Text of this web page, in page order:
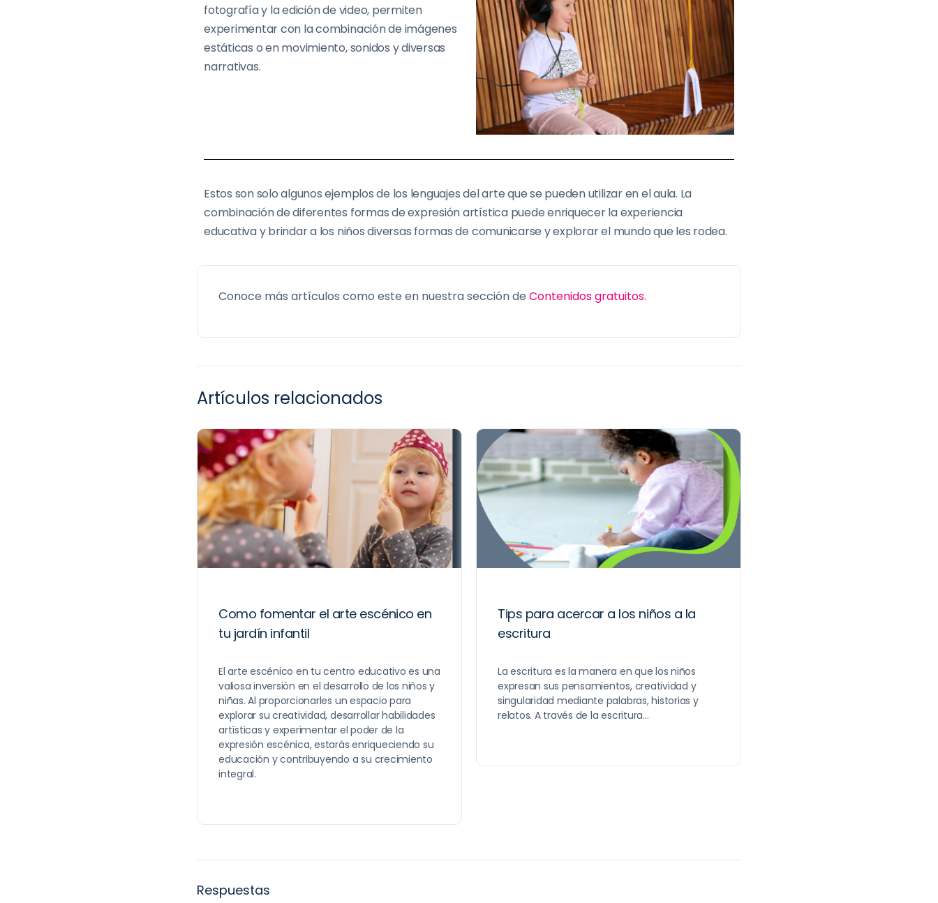
fotografía y la edición de video, permiten
experimentar con la combinación de imágenes
estáticas o en movimiento, sonidos y diversas
narrativas.
Estos son solo algunos ejemplos de los lenguajes del arte que se pueden utilizar en el aula. La
combinación de diferentes formas de expresión artística puede enriquecer la experiencia
educativa y brindar a los niños diversas formas de comunicarse y explorar el mundo que les rodea.
Conoce más artículos como este en nuestra sección de Contenidos gratuitos.
Artículos relacionados
Como fomentar el arte escénico en
tu jardín infantil
El arte escénico en tu centro educativo es una
valiosa inversión en el desarrollo de los niños y
niñas. Al proporcionarles un espacio para
explorar su creatividad, desarrollar habilidades
artísticas y experimentar el poder de la
expresión escénica, estarás enriqueciendo su
educación y contribuyendo a su crecimiento
integral.
Tips para acercar a los niños a la
escritura
La escritura es la manera en que los niños
expresan sus pensamientos, creatividad y
singularidad mediante palabras, historias y
relatos. A través de la escritura…
Respuestas